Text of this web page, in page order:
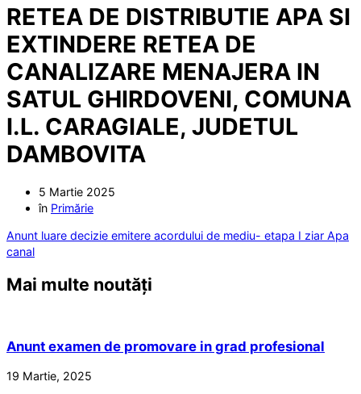
RETEA DE DISTRIBUTIE APA SI
EXTINDERE RETEA DE
CANALIZARE MENAJERA IN
SATUL GHIRDOVENI, COMUNA
I.L. CARAGIALE, JUDETUL
DAMBOVITA
5 Martie 2025
în Primărie
Anunt luare decizie emitere acordului de mediu- etapa I ziar Apa
canal
Mai multe noutăți
Anunt examen de promovare in grad profesional
19 Martie, 2025